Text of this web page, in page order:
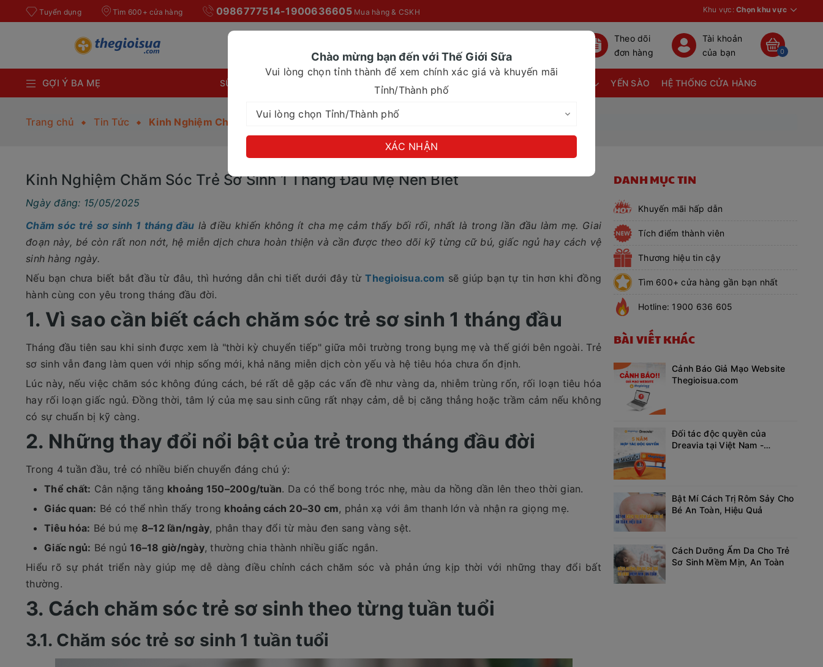
Tuyển dụng Tìm 600+ cửa hàng 0986777514-1900636605Mua hàng & CSKH Khu vực: Chọn khu vực
Theo dõi
đơn hàng
Tài khoản
của bạn
0
GỢI Ý BA MẸ SỮA BỘT CHO MỌI NHÀ SỮA CHO NHU CẦU ĐẶC BIỆT YẾN SÀO HỆ THỐNG CỬA HÀNG
Trang chủ Tin Tức Kinh Nghiệm Chăm Sóc Trẻ Sơ Sinh 1 Tháng Đầu Mẹ Nên Biết
Kinh Nghiệm Chăm Sóc Trẻ Sơ Sinh 1 Tháng Đầu Mẹ Nên Biết
Ngày đăng: 15/05/2025
Chăm sóc trẻ sơ sinh 1 tháng đầu là điều khiến không ít cha mẹ cảm thấy bối rối, nhất là trong lần đầu làm mẹ. Giai
đoạn này, bé còn rất non nớt, hệ miễn dịch chưa hoàn thiện và cần được theo dõi kỹ từng cữ bú, giấc ngủ hay cách vệ
sinh hàng ngày.
Nếu bạn chưa biết bắt đầu từ đâu, thì hướng dẫn chi tiết dưới đây từThegioisua.com sẽ giúp bạn tự tin hơn khi đồng
hành cùng con yêu trong tháng đầu đời.
1. Vì sao cần biết cách chăm sóc trẻ sơ sinh 1 tháng đầu
Tháng đầu tiên sau khi sinh được xem là "thời kỳ chuyển tiếp" giữa môi trường trong bụng mẹ và thế giới bên ngoài. Trẻ
sơ sinh vẫn đang làm quen với nhịp sống mới, khả năng miễn dịch còn yếu và hệ tiêu hóa chưa ổn định.
Lúc này, nếu việc chăm sóc không đúng cách, bé rất dễ gặp các vấn đề như vàng da, nhiễm trùng rốn, rối loạn tiêu hóa
hay rối loạn giấc ngủ. Đồng thời, tâm lý của mẹ sau sinh cũng rất nhạy cảm, dễ bị căng thẳng hoặc trầm cảm nếu không
có sự chuẩn bị kỹ càng.
2. Những thay đổi nổi bật của trẻ trong tháng đầu đời
Trong 4 tuần đầu, trẻ có nhiều biến chuyển đáng chú ý:
Thể chất: Cân nặng tăng khoảng 150–200g/tuần. Da có thể bong tróc nhẹ, màu da hồng dần lên theo thời gian.
Giác quan: Bé có thể nhìn thấy trong khoảng cách 20–30 cm, phản xạ với âm thanh lớn và nhận ra giọng mẹ.
Tiêu hóa: Bé bú mẹ 8–12 lần/ngày, phân thay đổi từ màu đen sang vàng sệt.
Giấc ngủ: Bé ngủ 16–18 giờ/ngày, thường chia thành nhiều giấc ngắn.
Hiểu rõ sự phát triển này giúp mẹ dễ dàng điều chỉnh cách chăm sóc và phản ứng kịp thời với những thay đổi bất
thường.
3. Cách chăm sóc trẻ sơ sinh theo từng tuần tuổi
3.1. Chăm sóc trẻ sơ sinh 1 tuần tuổi
DANH MỤC TIN
Khuyến mãi hấp dẫn
Tích điểm thành viên
Thương hiệu tin cậy
Tìm 600+ cửa hàng gần bạn nhất
Hotline: 1900 636 605
BÀI VIẾT KHÁC
Cảnh Báo Giả Mạo Website
Thegioisua.com
Đối tác độc quyền của
Dreavia tại Việt Nam -
Bật Mí Cách Trị Rôm Sảy Cho
Bé An Toàn, Hiệu Quả
Cách Dưỡng Ẩm Da Cho Trẻ
Sơ Sinh Mềm Mịn, An Toàn
Chào mừng bạn đến với Thế Giới Sữa
Vui lòng chọn tỉnh thành để xem chính xác giá và khuyến mãi
Tỉnh/Thành phố
XÁC NHẬN